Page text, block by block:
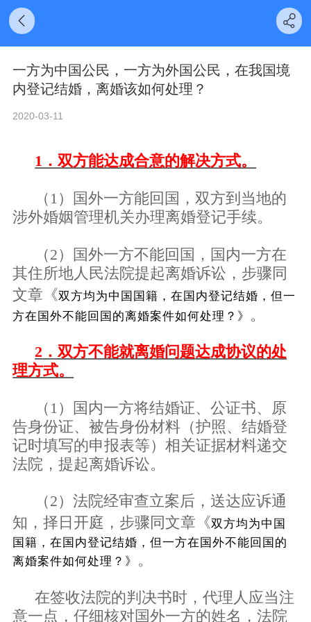
一方为中国公民，一方为外国公民，在我国境
内登记结婚，离婚该如何处理？
2020-03-11
1 ．双方能达成合意的解决方式。
（ 1 ）国外一方能回国，双方到当地的
涉外婚姻管理机关办理离婚登记手续。
（2）国外一方不能回国，国内一方在
其住所地人民法院提起离婚诉讼，步骤同
文章 《双方均为中国国籍，在国内登记结婚，但一
方在国外不能回国的离婚案件如何处理？》 。
2 ．双方不能就离婚问题达成协议的处
理方式。
（ 1 ）国内一方将结婚证、公证书、原
告身份证、被告身份材料（护照、结婚登
记时填写的申报表等）相关证据材料递交
法院，提起离婚诉讼。
（2）法院经审查立案后，送达应诉通
知，择日开庭，步骤同文章 《双方均为中国
国籍，在国内登记结婚，但一方在国外不能回国的
离婚案件如何处理？》 。
在签收法院的判决书时，代理人应当注
意一点，仔细核对国外一方的姓名，法院